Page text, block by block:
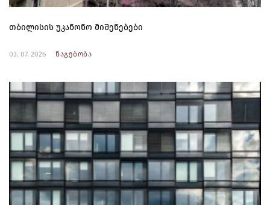
თბილისის უკანონო მიშენებები
03. 07. 2026 ნაგებობა